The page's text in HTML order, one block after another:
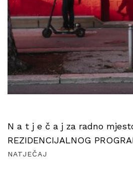
N a t j e č a j za radno
REZIDENCIJALNOG
NATJEČAJ